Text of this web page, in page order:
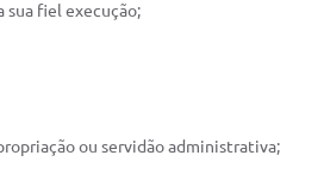
sua fiel execução;
ou servidão administrativa;